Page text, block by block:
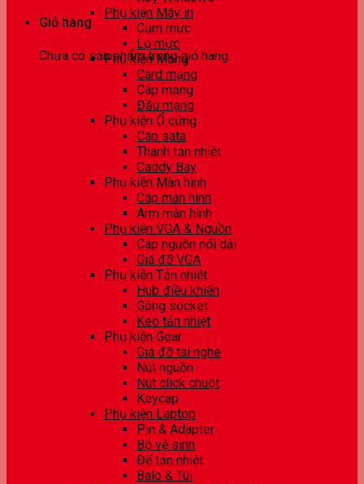
Giỏ hàng
Chưa có sản phẩm trong giỏ hàng.
Phụ kiện Máy in
Cụm mực
Lọ mực
Phụ kiện Mạng
Card mạng
Cáp mạng
Đầu mạng
Phụ kiện Ổ cứng
Cáp sata
Thanh tản nhiệt
Caddy Bay
Phụ kiện Màn hình
Cáp màn hình
Arm màn hình
Phụ kiện VGA & Nguồn
Cáp nguồn nối dài
Giá đỡ VGA
Phụ kiện Tản nhiệt
Hub điều khiển
Gông socket
Keo tản nhiệt
Phụ kiện Gear
Giá đỡ tai nghe
Nút nguồn
Nút click chuột
Keycap
Phụ kiện Laptop
Pin & Adapter
Bộ vệ sinh
Đế tản nhiệt
Balo & Túi